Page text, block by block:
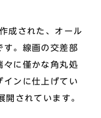
成された、オール
す。線画の交差部
々に僅かな角丸処
インに仕上げてい
開されています。